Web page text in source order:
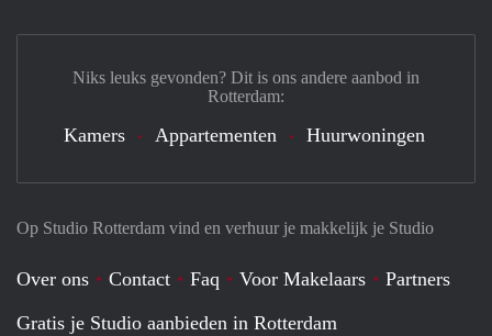
Op Studio Rotterdam vind en verhuur je makkelijk je Studio
Over ons Contact Faq Voor Makelaars
Partners
Gratis je Studio aanbieden in Rotterdam
Niks leuks gevonden? Dit is ons andere aanbod in
Rotterdam:
Kamers Appartementen Huurwoningen